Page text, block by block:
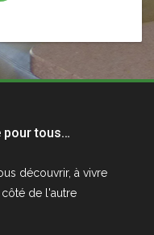
pour tous…
découvrir, à vivre
côté de l'autre